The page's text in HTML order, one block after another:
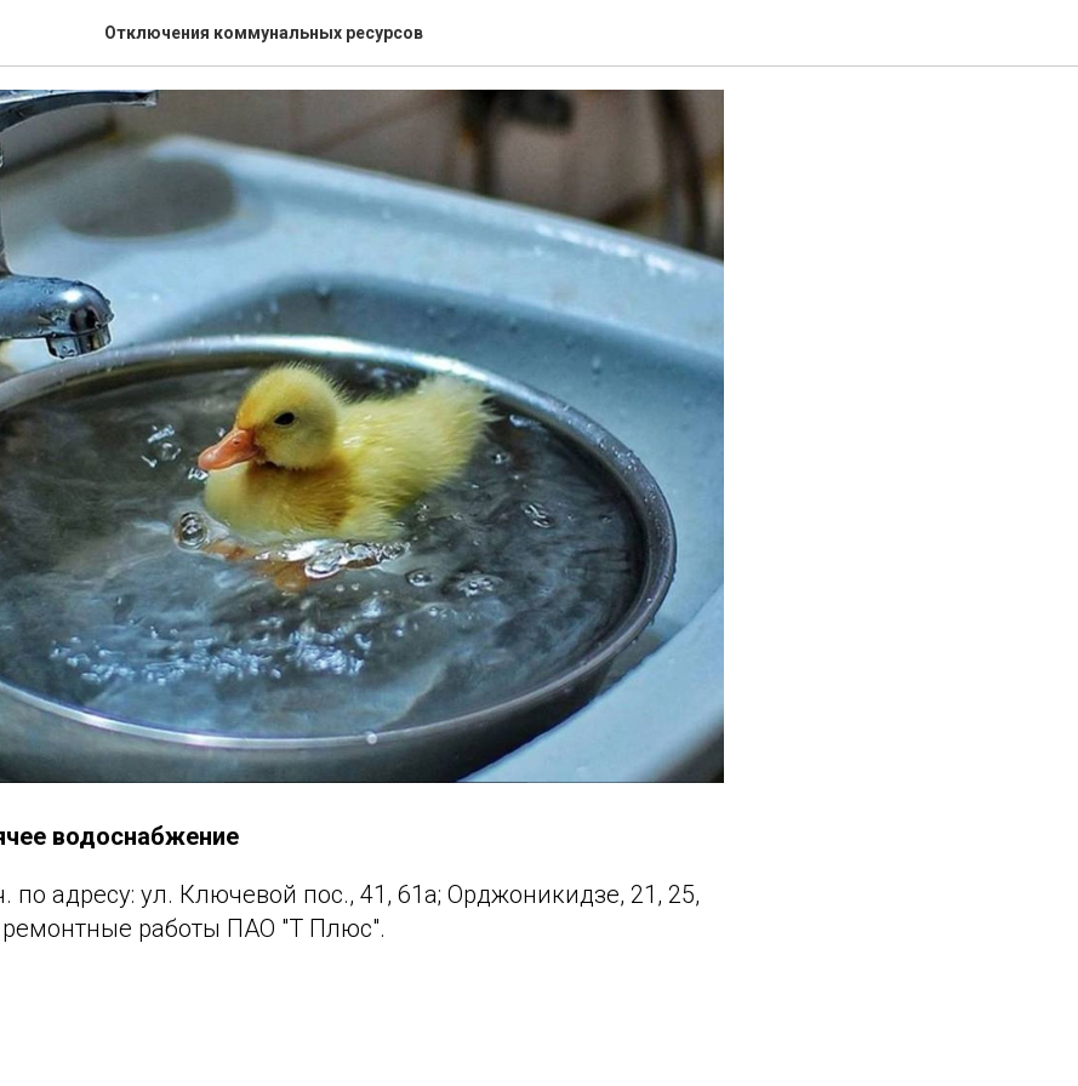
Отключения коммунальных ресурсов
на 07.05.2026 г.
водоснабжение
по адресу: ул. Ключевой пос., 41, 61а; Орджоникидзе, 21, 25,
ремонтные работы ПАО "Т Плюс".